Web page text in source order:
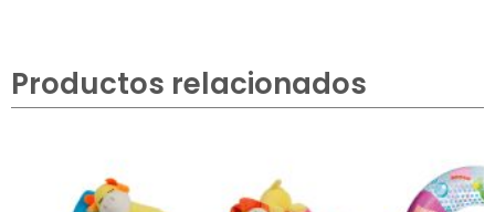
Productos relacionados